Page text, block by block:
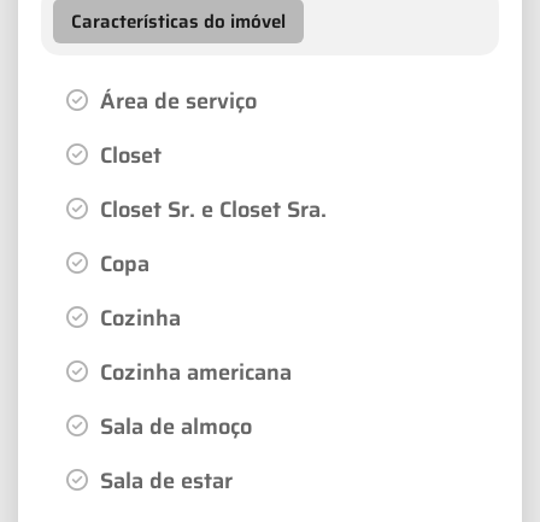
Características do imóvel
Área de serviço
Closet
Closet Sr. e Closet Sra.
Copa
Cozinha
Cozinha americana
Sala de almoço
Sala de estar